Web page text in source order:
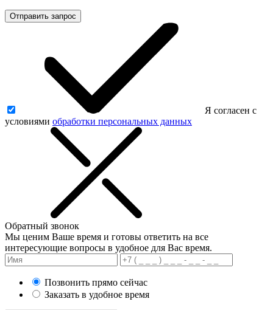
Отправить запрос
Я согласен с
условиями обработки персональных данных
Обратный звонок
Мы ценим Ваше время и готовы ответить на все
интересующие вопросы в удобное для Вас время.
Позвонить прямо сейчас
Заказать в удобное время